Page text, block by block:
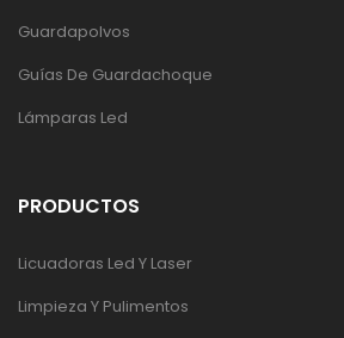
Guardapolvos
Guías De Guardachoque
Lámparas Led
PRODUCTOS
Licuadoras Led Y Laser
Limpieza Y Pulimentos